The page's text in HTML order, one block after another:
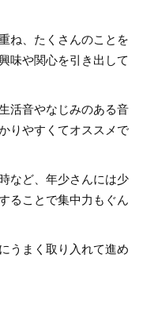
ね、たくさんのことを
味や関心を引き出して
活音やなじみのある音
りやすくてオススメで
など、年少さんには少
ることで集中力もぐん
うまく取り入れて進め